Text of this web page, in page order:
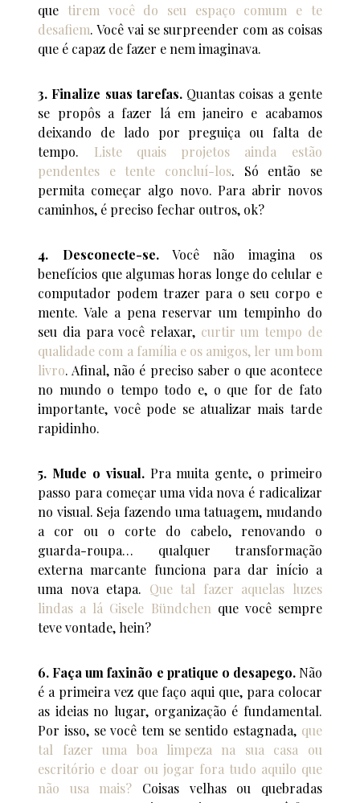
que tirem você do seu espaço comum e te
desafiem. Você vai se surpreender com as coisas
que é capaz de fazer e nem imaginava.
3. Finalize suas tarefas.Quantas coisas a gente
se propôs a fazer lá em janeiro e acabamos
deixando de lado por preguiça ou falta de
tempo. Liste quais projetos ainda estão
pendentes e tente concluí-los. Só então se
permita começar algo novo. Para abrir novos
caminhos, é preciso fechar outros, ok?
4. Desconecte-se.Você não imagina os
benefícios que algumas horas longe do celular e
computador podem trazer para o seu corpo e
mente. Vale a pena reservar um tempinho do
seu dia para você relaxar, curtir um tempo de
qualidade com a família e os amigos, ler um bom
livro. Afinal, não é preciso saber o que acontece
no mundo o tempo todo e, o que for de fato
importante, você pode se atualizar mais tarde
rapidinho.
5. Mude o visual.Pra muita gente, o primeiro
passo para começar uma vida nova é radicalizar
no visual. Seja fazendo uma tatuagem, mudando
a cor ou o corte do cabelo, renovando o
guarda-roupa… qualquer transformação
externa marcante funciona para dar início a
uma nova etapa. Que tal fazer aquelas luzes
lindas a lá Gisele Bündchen que você sempre
teve vontade, hein?
6. Faça um faxinão e pratique o desapego.Não
é a primeira vez que faço aqui que, para colocar
as ideias no lugar, organização é fundamental.
Por isso, se você tem se sentido estagnada, que
tal fazer uma boa limpeza na sua casa ou
escritório e doar ou jogar fora tudo aquilo que
não usa mais? Coisas velhas ou quebradas